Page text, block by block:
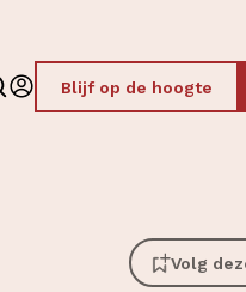
Blijf op de hoogte
Volg